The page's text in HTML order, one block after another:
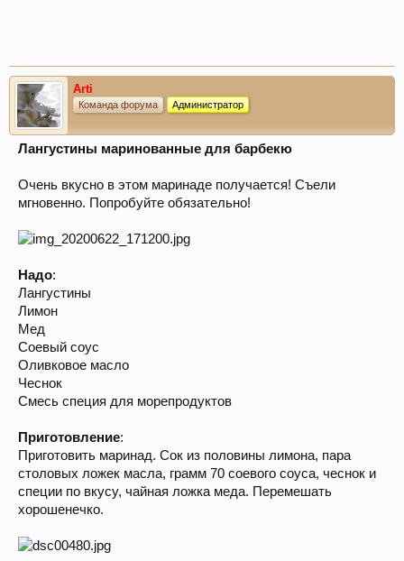
Arti
Команда форума Администратор
Лангустины маринованные для барбекю
Очень вкусно в этом маринаде получается! Съели
мгновенно. Попробуйте обязательно!
Надо:
Лангустины
Лимон
Мед
Соевый соус
Оливковое масло
Чеснок
Смесь специя для морепродуктов
Приготовление:
Приготовить маринад. Сок из половины лимона, пара
столовых ложек масла, грамм 70 соевого соуса, чеснок и
специи по вкусу, чайная ложка меда. Перемешать
хорошенечко.